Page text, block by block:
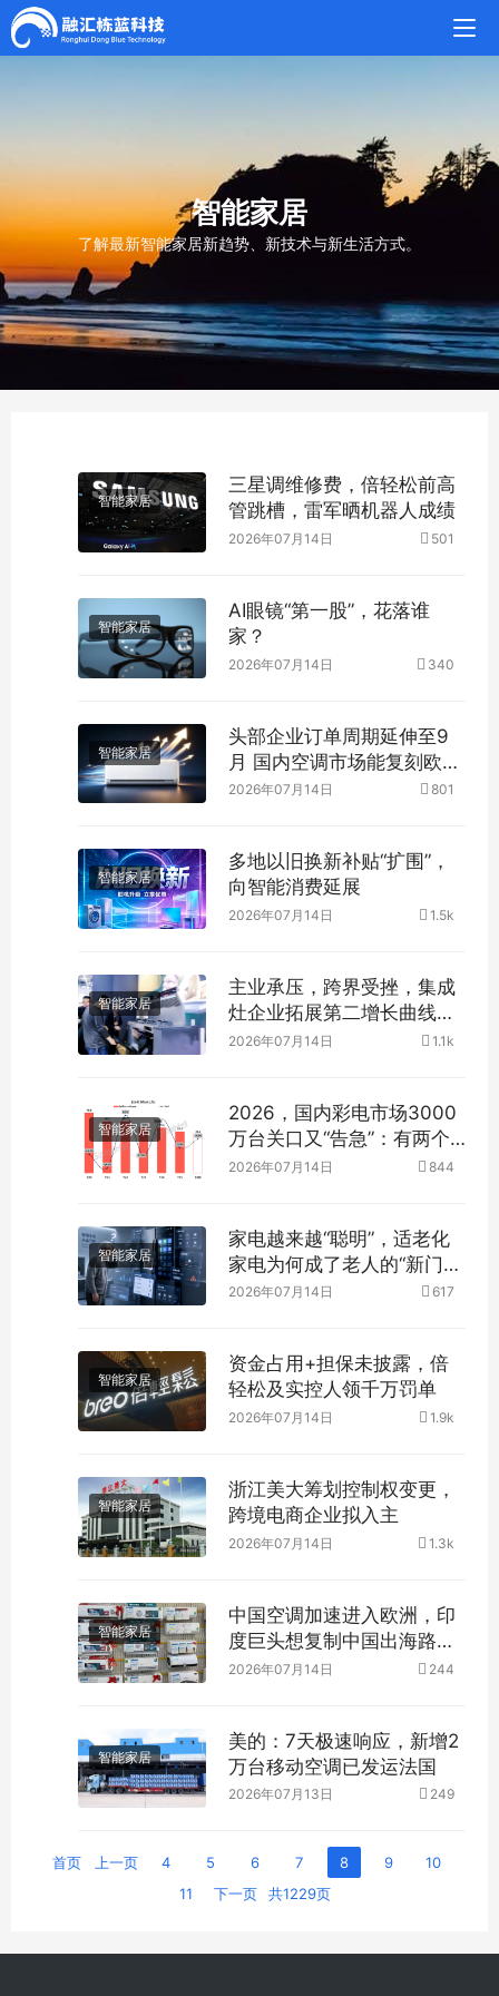
智能家居
了解最新智能家居新趋势、新技术与新生活方式。
智能家居
三星调维修费，倍轻松前高
管跳槽，雷军晒机器人成绩
2026年07月14日 501
智能家居
AI眼镜“第一股”，花落谁
家？
2026年07月14日 340
智能家居
头部企业订单周期延伸至9
月 国内空调市场能复刻欧洲
迎来反转吗？
2026年07月14日 801
智能家居
多地以旧换新补贴“扩围”，
向智能消费延展
2026年07月14日 1.5k
智能家居
主业承压，跨界受挫，集成
灶企业拓展第二增长曲线仍
在路上
2026年07月14日 1.1k
智能家居
2026，国内彩电市场3000
万台关口又“告急”：有两个
高端品类要“爆”？
2026年07月14日 844
智能家居
家电越来越“聪明”，适老化
家电为何成了老人的“新门
槛”？
2026年07月14日 617
智能家居
资金占用+担保未披露，倍
轻松及实控人领千万罚单
2026年07月14日 1.9k
智能家居
浙江美大筹划控制权变更，
跨境电商企业拟入主
2026年07月14日 1.3k
智能家居
中国空调加速进入欧洲，印
度巨头想复制中国出海路
径？
2026年07月14日 244
智能家居
美的：7天极速响应，新增2
万台移动空调已发运法国
2026年07月13日 249
首页 上一页 4 5 6 7 8 9
10
11
下一页 共1229页